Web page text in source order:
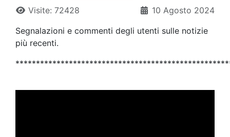
10 Agosto 2024
Visite: 72428
Segnalazioni e commenti degli utenti sulle notizie
più recenti.